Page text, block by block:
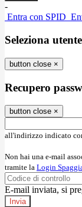
-
Entra con SPID
Seleziona utente
button close ×
Recupero
button close ×
all'indirizzo indicato
Non hai una e-mail
tramite la Login
E-mail inviata, si